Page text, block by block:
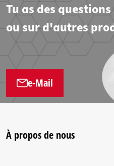
Tu as des
ou sur d'autres
e-Mail
À propos de nous